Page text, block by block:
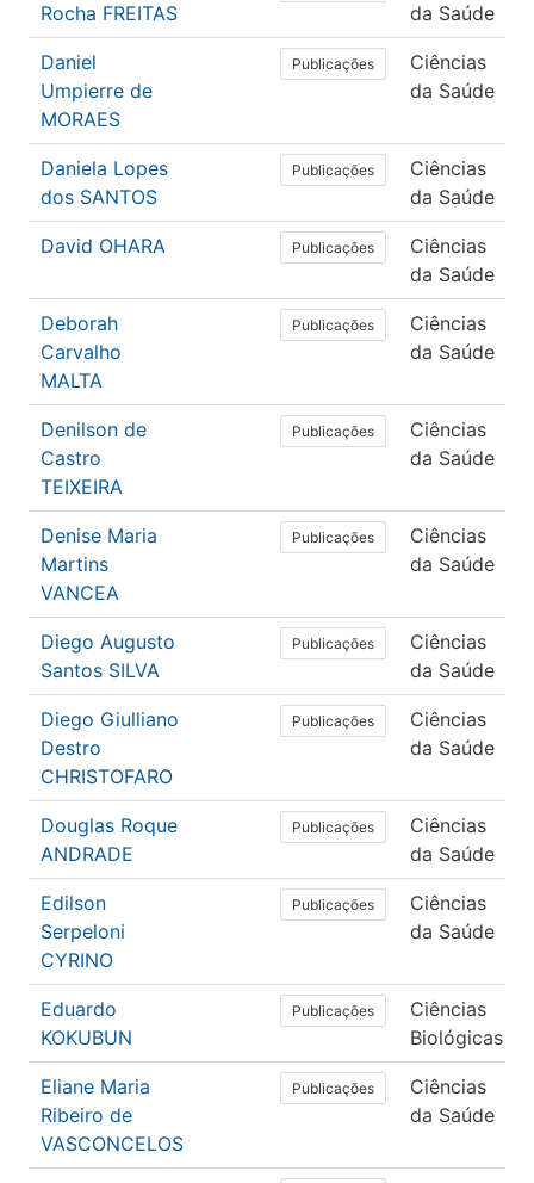
Rocha FREITAS
da Saúde
Daniel
Umpierre de
MORAES
Publicações
Ciências
da Saúde
Daniela Lopes
dos SANTOS
Publicações
Ciências
da Saúde
David OHARA Publicações
Ciências
da Saúde
Deborah
Carvalho
MALTA
Publicações
Ciências
da Saúde
Denilson de
Castro
TEIXEIRA
Publicações
Ciências
da Saúde
Denise Maria
Martins
VANCEA
Publicações
Ciências
da Saúde
Diego Augusto
Santos SILVA
Publicações
Ciências
da Saúde
Diego Giulliano
Destro
CHRISTOFARO
Publicações
Ciências
da Saúde
Douglas Roque
ANDRADE
Publicações
Ciências
da Saúde
Edilson
Serpeloni
CYRINO
Publicações
Ciências
da Saúde
Eduardo
KOKUBUN
Publicações
Ciências
Biológicas
Eliane Maria
Ribeiro de
VASCONCELOS
Publicações
Ciências
da Saúde